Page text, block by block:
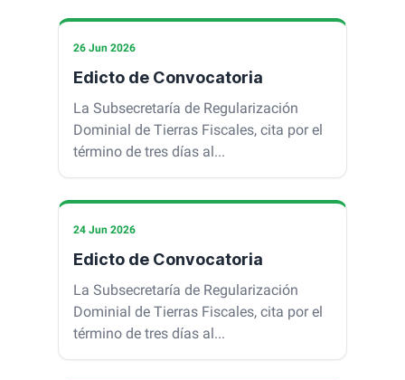
26 Jun 2026
Edicto de Convocatoria
La Subsecretaría de Regularización
Dominial de Tierras Fiscales, cita por el
término de tres días al...
24 Jun 2026
Edicto de Convocatoria
La Subsecretaría de Regularización
Dominial de Tierras Fiscales, cita por el
término de tres días al...